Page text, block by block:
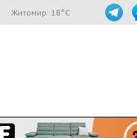
Житомир: 18°C